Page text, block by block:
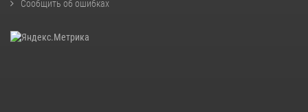
Сообщить об ошибках